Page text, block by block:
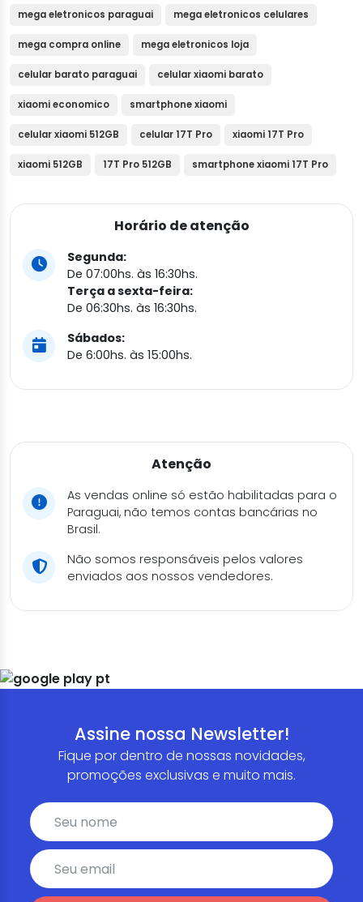
mega eletronicos paraguai mega eletronicos celulares
mega compra online mega eletronicos loja
celular barato paraguai celular xiaomi barato
xiaomi economico smartphone xiaomi
celular xiaomi 512GB celular 17T Pro xiaomi 17T Pro
xiaomi 512GB 17T Pro 512GB smartphone xiaomi 17T Pro
Horário de atenção
Segunda:
De 07:00hs. às 16:30hs.
Terça a sexta-feira:
De 06:30hs. às 16:30hs.
Sábados:
De 6:00hs. às 15:00hs.
Atenção
As vendas online só estão habilitadas para o
Paraguai, não temos contas bancárias no
Brasil.
Não somos responsáveis pelos valores
enviados aos nossos vendedores.
Assine nossa Newsletter!
Fique por dentro de nossas novidades,
promoções exclusivas e muito mais.